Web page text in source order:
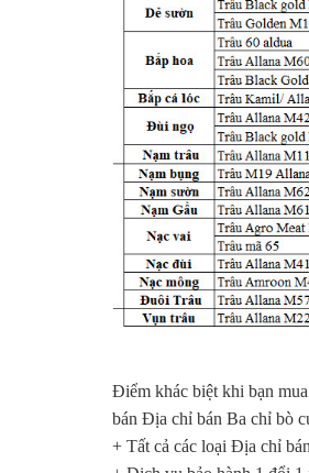
Điểm khác biệt khi bạn
bán Địa chỉ bán Ba chỉ bò
+ Tất cả các loại Địa chỉ